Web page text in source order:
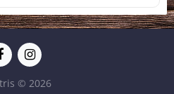
© 2026